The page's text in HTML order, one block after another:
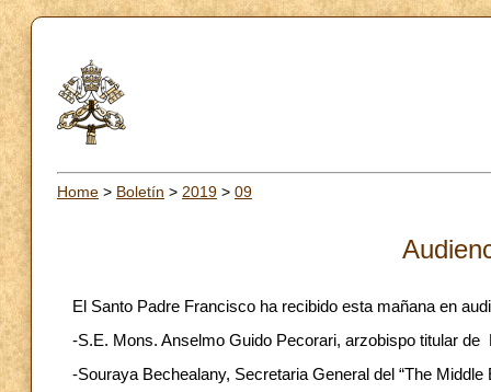
Home > Boletín > 2019 > 09
El Santo Padre Francisco ha recibido esta mañana en
-S.E. Mons. Anselmo Guido Pecorari, arzobispo titular
-Souraya Bechealany, Secretaria General del “The